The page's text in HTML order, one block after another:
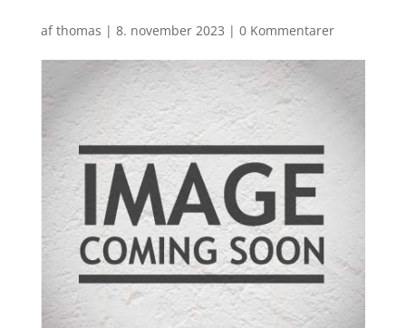
afthomas | 8. november 2023 | 0 Kommentarer